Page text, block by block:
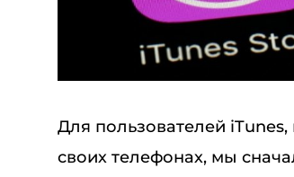
Для пользователей
своих телефонах, мы